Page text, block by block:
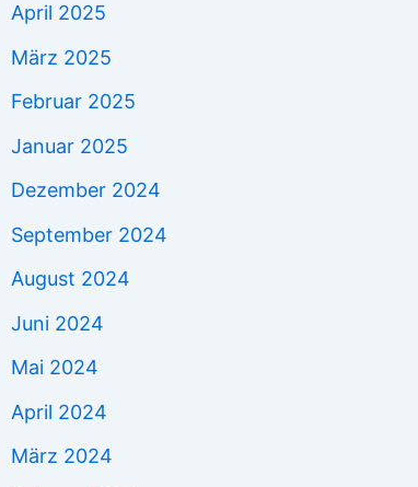
April 2025
März 2025
Februar 2025
Januar 2025
Dezember 2024
September 2024
August 2024
Juni 2024
Mai 2024
April 2024
März 2024